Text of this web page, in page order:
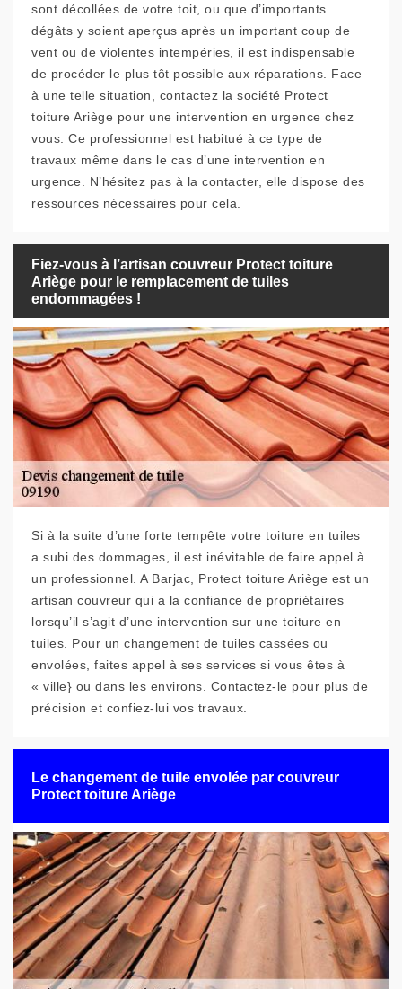
sont décollées de votre toit, ou que d’importants
dégâts y soient aperçus après un important coup de
vent ou de violentes intempéries, il est indispensable
de procéder le plus tôt possible aux réparations. Face
à une telle situation, contactez la société Protect
toiture Ariège pour une intervention en urgence chez
vous. Ce professionnel est habitué à ce type de
travaux même dans le cas d’une intervention en
urgence. N’hésitez pas à la contacter, elle dispose des
ressources nécessaires pour cela.
Fiez-vous à l’artisan couvreur Protect toiture
Ariège pour le remplacement de tuiles
endommagées !
Si à la suite d’une forte tempête votre toiture en tuiles
a subi des dommages, il est inévitable de faire appel à
un professionnel. A Barjac, Protect toiture Ariège est un
artisan couvreur qui a la confiance de propriétaires
lorsqu’il s’agit d’une intervention sur une toiture en
tuiles. Pour un changement de tuiles cassées ou
envolées, faites appel à ses services si vous êtes à
« ville} ou dans les environs. Contactez-le pour plus de
précision et confiez-lui vos travaux.
Le changement de tuile envolée par couvreur
Protect toiture Ariège